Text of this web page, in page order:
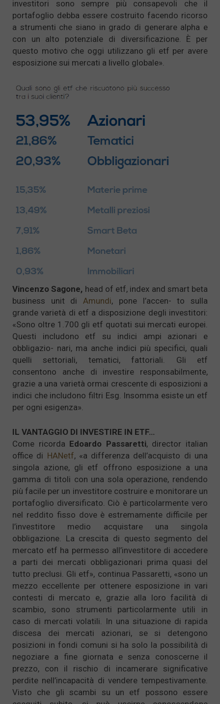
investitori sono sempre più consapevoli che il
portafoglio debba essere costruito facendo ricorso
a strumenti che siano in grado di generare alpha e
con un alto potenziale di diversificazione. È per
questo motivo che oggi utilizzano gli etf per avere
esposizione sui mercati a livello globale».
Vincenzo Sagone, head of etf, index and smart beta
business unit diAmundi, pone l’accen- to sulla
grande varietà di etf a disposizione degli investitori:
«Sono oltre 1.700 gli etf quotati sui mercati europei.
Questi includono etf su indici ampi azionari e
obbligazio- nari, ma anche indici più specifici, quali
quelli settoriali, tematici, fattoriali. Gli etf
consentono anche di investire responsabilmente,
grazie a una varietà ormai crescente di esposizioni a
indici che includono filtri Esg. Insomma esiste un etf
per ogni esigenza».
IL VANTAGGIO DI INVESTIRE IN ETF…
Come ricorda Edoardo Passaretti, director italian
office di HANetf, «a differenza dell’acquisto di una
singola azione, gli etf offrono esposizione a una
gamma di titoli con una sola operazione, rendendo
più facile per un investitore costruire e monitorare un
portafoglio diversificato. Ciò è particolarmente vero
nel reddito fisso dove è estremamente difficile per
l’investitore medio acquistare una singola
obbligazione. La crescita di questo segmento del
mercato etf ha permesso all’investitore di accedere
a parti dei mercati obbligazionari prima quasi del
tutto preclusi. Gli etf», continua Passaretti, «sono un
mezzo eccellente per ottenere esposizione in vari
contesti di mercato e, grazie alla loro facilità di
scambio, sono strumenti particolarmente utili in
caso di mercati volatili. In una situazione di rapida
discesa dei mercati azionari, se si detengono
posizioni in fondi comuni si ha solo la possibilità di
negoziare a fine giornata e senza conoscerne il
prezzo, con il rischio di incamerare significative
perdite nell’incapacità di vendere tempestivamente.
Visto che gli scambi su un etf possono essere